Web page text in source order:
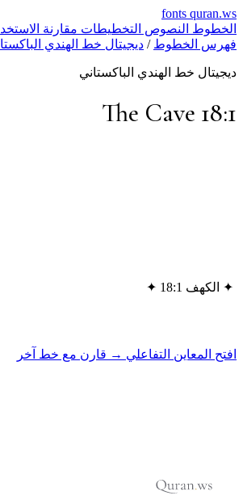
fonts quran.ws
الخطوط النصوص التخطيطات مقارنة
فهرس الخطوط / ديجيتال خط الهندي
ديجيتال خط الهندي الباكستاني
The Cave 18:1
✦ الكهف 18:1 ✦
افتح المعاين التفاعلي → قارن مع خط آخر